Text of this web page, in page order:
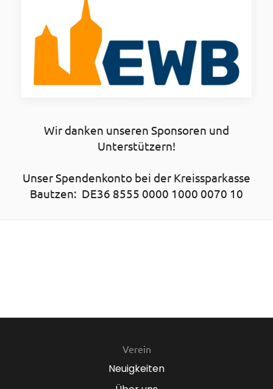
Wir danken unseren Sponsoren und
Unterstützern!
Unser Spendenkonto bei der Kreissparkasse
Bautzen: DE36 8555 0000 1000 0070 10
Verein
Neuigkeiten